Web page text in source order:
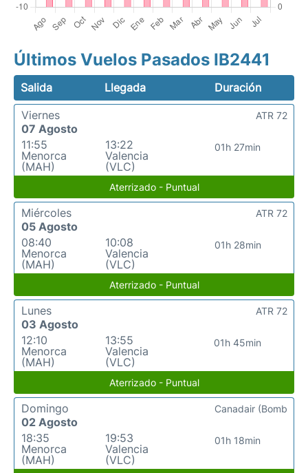
Últimos Vuelos Pasados IB2441
Salida Llegada
Duración
Viernes
07 Agosto
11:55
Menorca
(MAH)
13:22
Valencia
(VLC)
01h 27min
ATR 72
Aterrizado - Puntual
Miércoles
05 Agosto
08:40
Menorca
(MAH)
10:08
Valencia
(VLC)
01h 28min
ATR 72
Aterrizado - Puntual
Lunes
03 Agosto
12:10
Menorca
(MAH)
13:55
Valencia
(VLC)
01h 45min
ATR 72
Aterrizado - Puntual
Domingo
02 Agosto
18:35
Menorca
(MAH)
19:53
Valencia
(VLC)
01h 18min
Canadair (Bomb